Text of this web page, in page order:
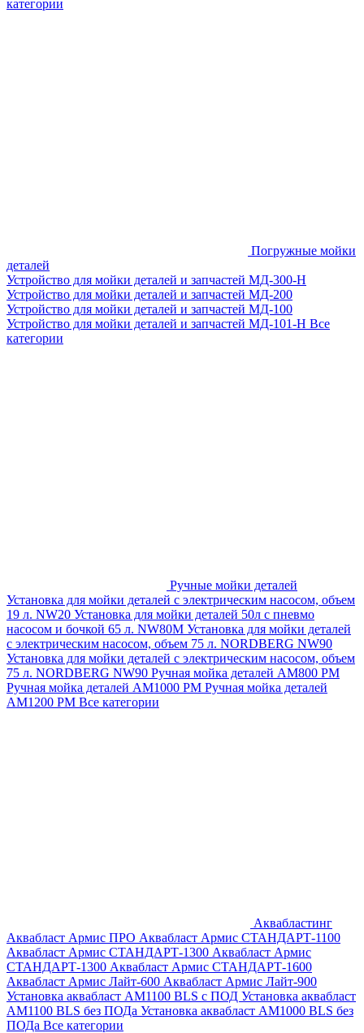
категории
Погружные мойки
деталей
Устройство для мойки деталей и запчастей МД-300-H
Устройство для мойки деталей и запчастей МД-200
Устройство для мойки деталей и запчастей МД-100
Устройство для мойки деталей и запчастей МД-101-Н Все
категории
Ручные мойки деталей
Установка для мойки деталей с электрическим насосом, объем
19 л. NW20 Установка для мойки деталей 50л с пневмо
насосом и бочкой 65 л. NW80M Установка для мойки деталей
с электрическим насосом, объем 75 л. NORDBERG NW90
Установка для мойки деталей с электрическим насосом, объем
75 л. NORDBERG NW90 Ручная мойка деталей АМ800 РМ
Ручная мойка деталей АМ1000 РМ Ручная мойка деталей
АМ1200 РМ Все категории
Аквабластинг
Аквабласт Армис ПРО Аквабласт Армис СТАНДАРТ-1100
Аквабласт Армис СТАНДАРТ-1300 Аквабласт Армис
СТАНДАРТ-1300 Аквабласт Армис СТАНДАРТ-1600
Аквабласт Армис Лайт-600 Аквабласт Армис Лайт-900
Установка аквабласт AM1100 BLS с ПОД Установка аквабласт
AM1100 BLS без ПОДа Установка аквабласт AM1000 BLS без
ПОДа Все категории